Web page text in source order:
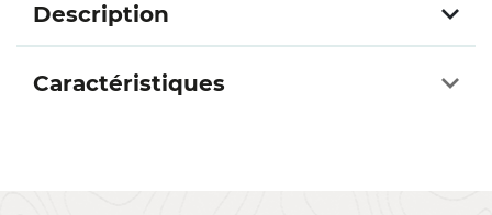
Description
Caractéristiques